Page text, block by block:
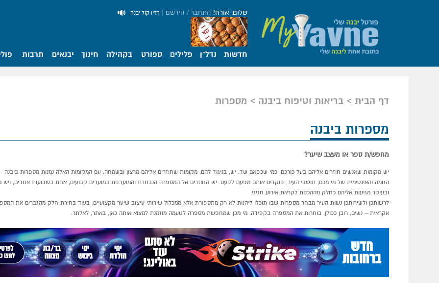
שלום, אורח! התחבר / הירשם | רדיו קול יבנה
חדשות נדל"ן פלילים ספורט בקהילה חינוך יבנאים תרבות
דף הבית בריאות וטיפוח ביבנה מספרות
מספרות ביבנה
מחפש/ת ספר או מעצב שיער?
יש מקומות שאנשים חוזרים אליהם בעל כורכם, כמי שכפאם שד. יש, בניגוד להם, מקומות שחוזרים אליהם מרצון ובשמחה. עם המקומות האלה נמנות מספרות ביבנה
החמה והאינטימית של מי מכם, תושבי העיר, פוקדים אותם מפעם לפעם. יש החוזרים אל המספרה הנבחרת והמועדפת במועדים קבועים, אחת בשבועות אחדים, ויש
ובעיקר מגיעות אליהם כחלק מההכנות לקראת אירוע חגיגי.
לרשותכן ולשירותכן נשות העיר מבחר מספרות שבו תוכלו ליהנות לא רק מתספורת אלא ממכלול שירותי עיצוב שיער מקצועיים. בעוד בחירת חלק מהגברים את
אקראית – נשים, רובן ככולן, בוחרות את המספרה בקפידה. מי מכן שמחפשת מספרה לטעמה מוזמנת למצוא אותה כאן, באתר, לאלתר.